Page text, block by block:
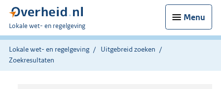
Menu
U
bent
hier:
Lokale wet- en regelgeving
Lokale wet- en regelgeving
Uitgebreid zoeken
Zoekresultaten